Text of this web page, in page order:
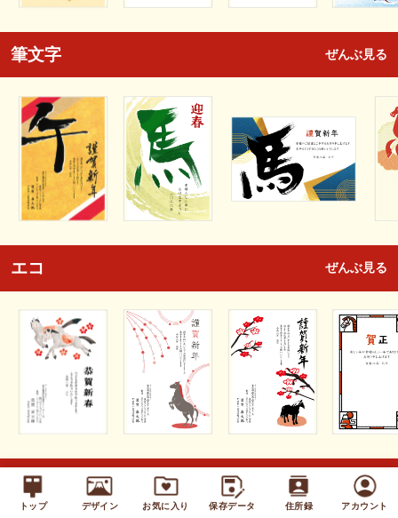
トップ デザイン お気に入り 保存データ 住所録 アカウント
筆文字 ぜんぶ見る
エコ ぜんぶ見る
キッズ ぜんぶ見る